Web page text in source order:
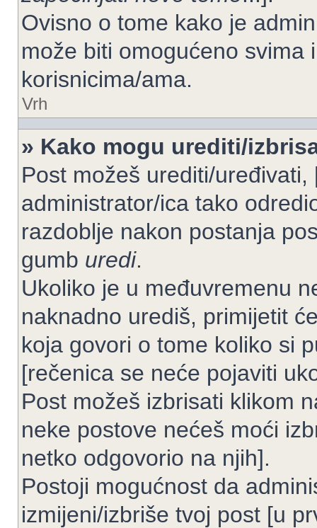
Ovisno o tome kako je
može biti omogućeno svima
korisnicima/ama.
Vrh
» Kako mogu urediti/
Post možeš urediti/
administrator/ica tako
razdoblje nakon postanja
gumb uredi.
Ukoliko je u međuvremenu
naknadno urediš, primijetit
koja govori o tome koliko si
[rečenica se neće pojaviti
Post možeš izbrisati klikom
neke postove nećeš moći
netko odgovorio na njih].
Postoji mogućnost da
izmijeni/izbriše tvoj post [u